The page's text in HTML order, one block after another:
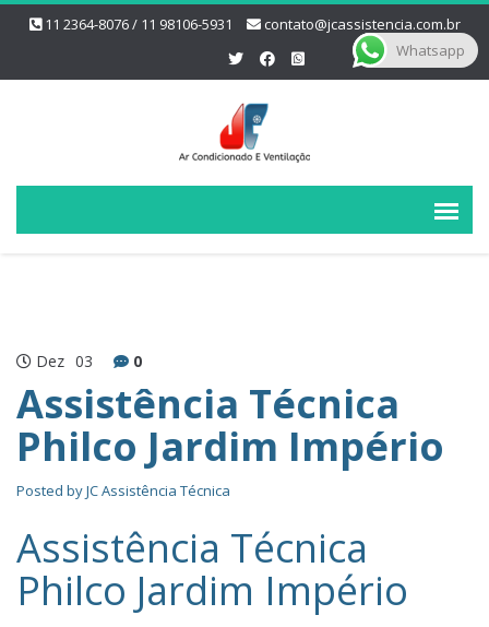
11 2364-8076 / 11 98106-5931 contato@jcassistencia.com.br
Dez 03 0
Assistência Técnica
Philco Jardim Império
Posted byJC Assistência Técnica
Assistência Técnica
Philco Jardim Império
Whatsapp